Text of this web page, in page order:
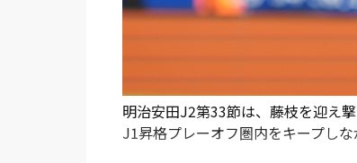
明治安田J2第33節は、藤枝を迎え
J1昇格プレーオフ圏内をキープし